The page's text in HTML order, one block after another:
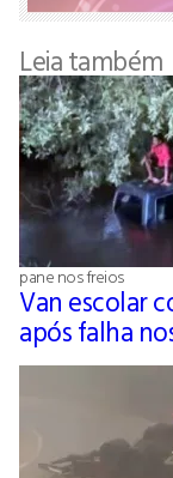
Leia também
pane nos freios
Van escolar
após falha